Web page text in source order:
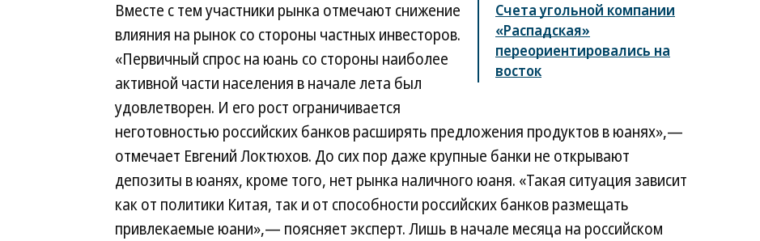
Счета угольной компании
«Распадская»
переориентировались на
восток
Вместе с тем участники рынка отмечают снижение
влияния на рынок со стороны частных инвесторов.
«Первичный спрос на юань со стороны наиболее
активной части населения в начале лета был
удовлетворен. И его рост ограничивается
неготовностью российских банков расширять предложения продуктов в юанях»,—
отмечает Евгений Локтюхов. До сих пор даже крупные банки не открывают
депозиты в юанях, кроме того, нет рынка наличного юаня. «Такая ситуация зависит
как от политики Китая, так и от способности российских банков размещать
привлекаемые юани»,— поясняет эксперт. Лишь в начале месяца на российском